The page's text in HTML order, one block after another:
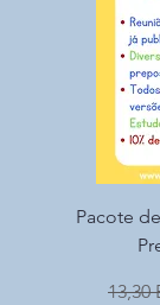
Pacote
Precio
13,30